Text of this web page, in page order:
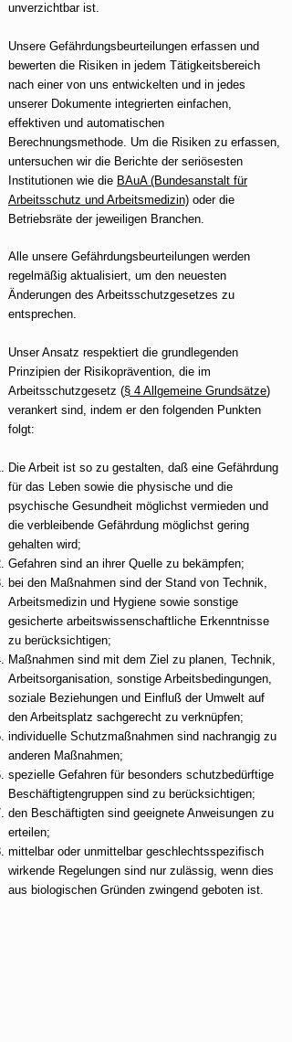
unverzichtbar ist.
Unsere Gefährdungsbeurteilungen erfassen und
bewerten die Risiken in jedem Tätigkeitsbereich
nach einer von uns entwickelten und in jedes
unserer Dokumente integrierten einfachen,
effektiven und automatischen
Berechnungsmethode. Um die Risiken zu erfassen,
untersuchen wir die Berichte der seriösesten
Institutionen wie die BAuA (Bundesanstalt für
Arbeitsschutz und Arbeitsmedizin) oder die
Betriebsräte der jeweiligen Branchen.
Alle unsere Gefährdungsbeurteilungen werden
regelmäßig aktualisiert, um den neuesten
Änderungen des Arbeitsschutzgesetzes zu
entsprechen.
Unser Ansatz respektiert die grundlegenden
Prinzipien der Risikoprävention, die im
Arbeitsschutzgesetz (§ 4 Allgemeine Grundsätze)
verankert sind, indem er den folgenden Punkten
folgt:
Die Arbeit ist so zu gestalten, daß eine Gefährdung
für das Leben sowie die physische und die
psychische Gesundheit möglichst vermieden und
die verbleibende Gefährdung möglichst gering
gehalten wird;
Gefahren sind an ihrer Quelle zu bekämpfen;
bei den Maßnahmen sind der Stand von Technik,
Arbeitsmedizin und Hygiene sowie sonstige
gesicherte arbeitswissenschaftliche Erkenntnisse
zu berücksichtigen;
Maßnahmen sind mit dem Ziel zu planen, Technik,
Arbeitsorganisation, sonstige Arbeitsbedingungen,
soziale Beziehungen und Einfluß der Umwelt auf
den Arbeitsplatz sachgerecht zu verknüpfen;
individuelle Schutzmaßnahmen sind nachrangig zu
anderen Maßnahmen;
spezielle Gefahren für besonders schutzbedürftige
Beschäftigtengruppen sind zu berücksichtigen;
den Beschäftigten sind geeignete Anweisungen zu
erteilen;
mittelbar oder unmittelbar geschlechtsspezifisch
wirkende Regelungen sind nur zulässig, wenn dies
aus biologischen Gründen zwingend geboten ist.